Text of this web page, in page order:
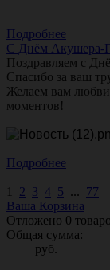
Подробнее
С Днём Акушера-
Поздравляем с
Спасибо за ваш
Желаем вам
моментов!
Подробнее
1 2 3 4 5 ... 77
Ваша Корзина
Отложено 0
Общая сумма:
руб.